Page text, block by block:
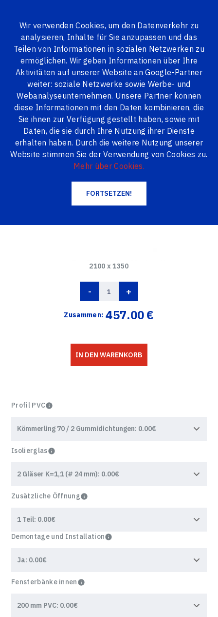
Wir verwenden Cookies, um den Datenverkehr zu
analysieren, Inhalte für Sie anzupassen und das
Teilen von Informationen in sozialen Netzwerken zu
ermöglichen. Wir geben Informationen über Ihre
Aktivitäten auf unserer Website an Google-Partner
weiter: soziale Netzwerke sowie Werbe- und
Webanalyseunternehmen. Unsere Partner können
diese Informationen mit den Daten kombinieren, die
Sie ihnen zur Verfügung gestellt haben, sowie mit
Daten, die sie durch Ihre Nutzung ihrer Dienste
erhalten haben. Durch die weitere Nutzung unserer
Website stimmen Sie der Verwendung von Cookies zu.
Mehr über Cookies.
FORTSETZEN!
ALLE PRODUKTE
Produkte Serienfenster 2100 x 1350 mm / Zimmer
2100 x 1350 mm / Zimmer
2100 x 1350
- +
Zusammen: 457.00€
IN DEN WARENKORB
Profil PVC
Isolierglas
Zusätzliche Öffnung
Demontage und Installation
Fensterbänke innen